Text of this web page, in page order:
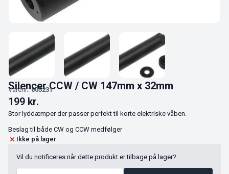
Silencer CCW / CW 147mm x 32mm
Varenr.:605231
199 kr.
Stor lyddæmper der passer perfekt til korte elektriske våben.
Beslag til både CW og CCW medfølger
Ikke på lager
Vil du notificeres når dette produkt er tilbage på lager?